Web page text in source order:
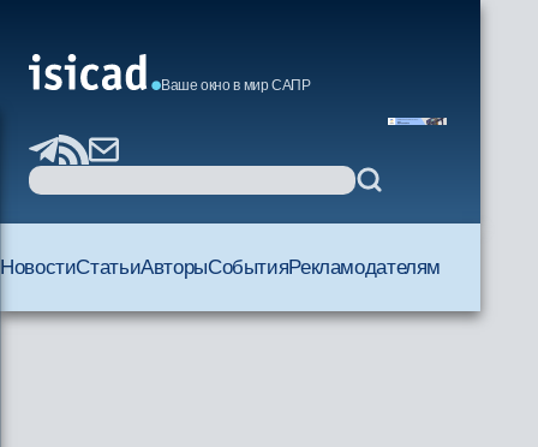
Ваше окно в мир САПР
НовостиСтатьиАвторыСобытияРекламодателям